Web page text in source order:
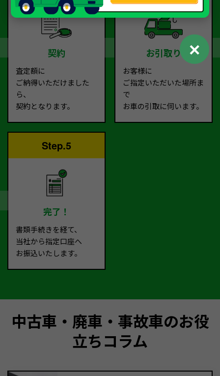
契約
査定額に
ご納得いただけました
ら、
契約となります。
お引取り
お客様に
ご指定いただいた場所ま
で
お車の引取に伺います。
Step.5
完了！
書類手続きを経て、
当社から指定口座へ
お振込いたします。
中古車・廃車・事故車のお役
立ちコラム
✕